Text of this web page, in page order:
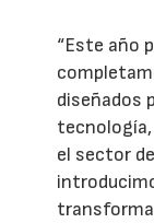
“Este año
diseñados
el sector